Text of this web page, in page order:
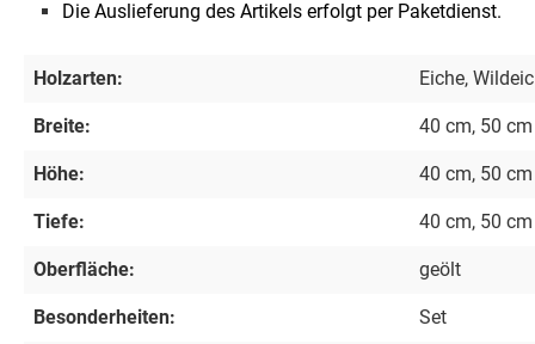
Die Auslieferung des Artikels erfolgt per Paketdienst.
Holzarten: Eiche,
Breite: 40 cm, 50 cm
Höhe: 40 cm, 50 cm
Tiefe: 40 cm, 50 cm
Oberfläche: geölt
Besonderheiten: Set